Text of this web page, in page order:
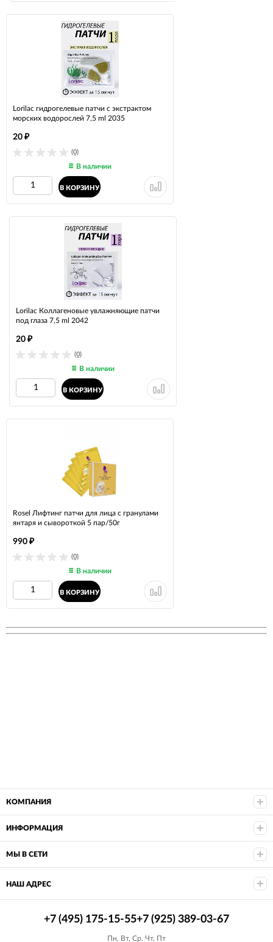
Lorilac гидрогелевые патчи с экстрактом
морских водорослей 7,5 ml 2035
(0)
20 ₽
В наличии
В КОРЗИНУ
Lorilac Коллагеновые увлажняющие патчи
под глаза 7,5 ml 2042
(0)
20 ₽
В наличии
В КОРЗИНУ
Rosel Лифтинг патчи для лица с гранулами
янтаря и сывороткой 5 пар/50г
(0)
990 ₽
В наличии
В КОРЗИНУ
КОМПАНИЯ
ИНФОРМАЦИЯ
МЫ В СЕТИ
НАШ АДРЕС
+7 (495) 175-15-55+7 (925) 389-03-67
Пн, Вт, Ср, Чт, Пт